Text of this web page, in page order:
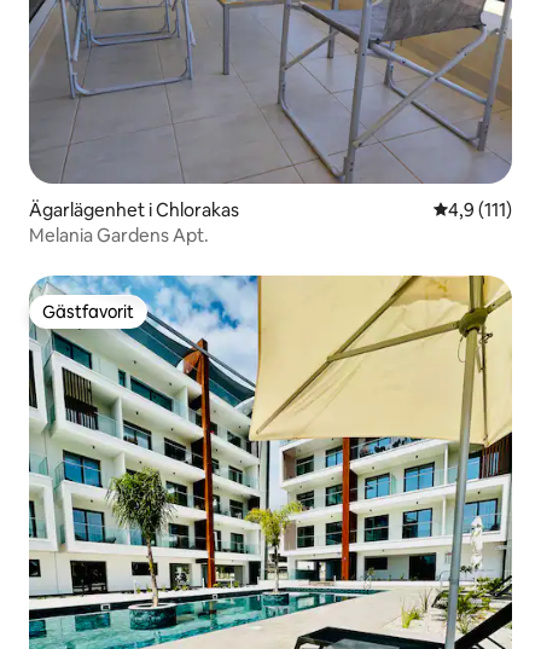
Ägarlägenhet i Chlorakas 4,9 av 5 i
4,9 (111)
Melania Gardens Apt.
Gästfavorit
Gästfavorit